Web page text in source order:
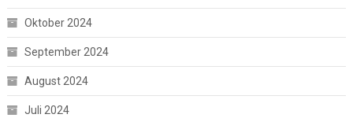
Oktober 2024
September 2024
August 2024
Juli 2024